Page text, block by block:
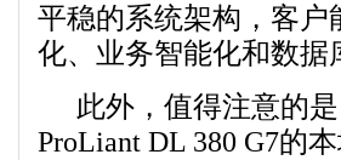
平稳的系统架构，客
化、业务智能化和数据
此外，值得注意的
ProLiant DL 380 G7的